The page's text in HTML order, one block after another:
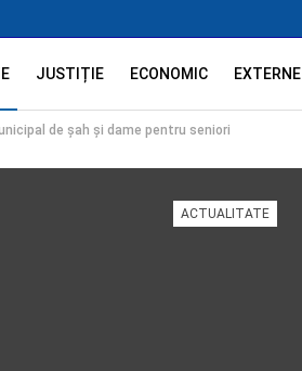
JUSTIȚIE ECONOMIC EXTERNE
de șah și dame pentru seniori
ACTUALITATE